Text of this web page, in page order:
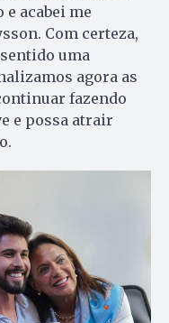
acabei me
Com certeza,
uma
agora as
fazendo
e possa atrair